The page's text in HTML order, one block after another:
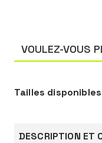
VOULEZ-VOUS
Tailles disponibles
DESCRIPTION ET